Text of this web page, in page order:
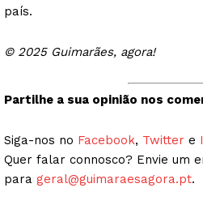
país.
© 2025 Guimarães, agora!
Partilhe a sua opinião nos
Siga-nos no Facebook, Twitter e
Quer falar connosco? Envie um
para geral@guimaraesagora.pt.